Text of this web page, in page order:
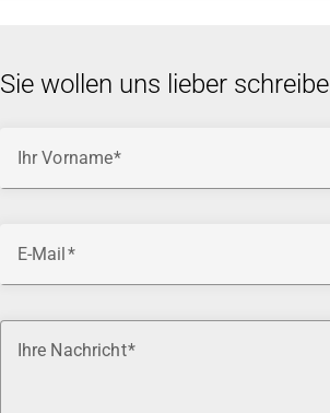
Sie wollen uns lieber
Ihr Vorname
E-Mail
Ihre Nachricht